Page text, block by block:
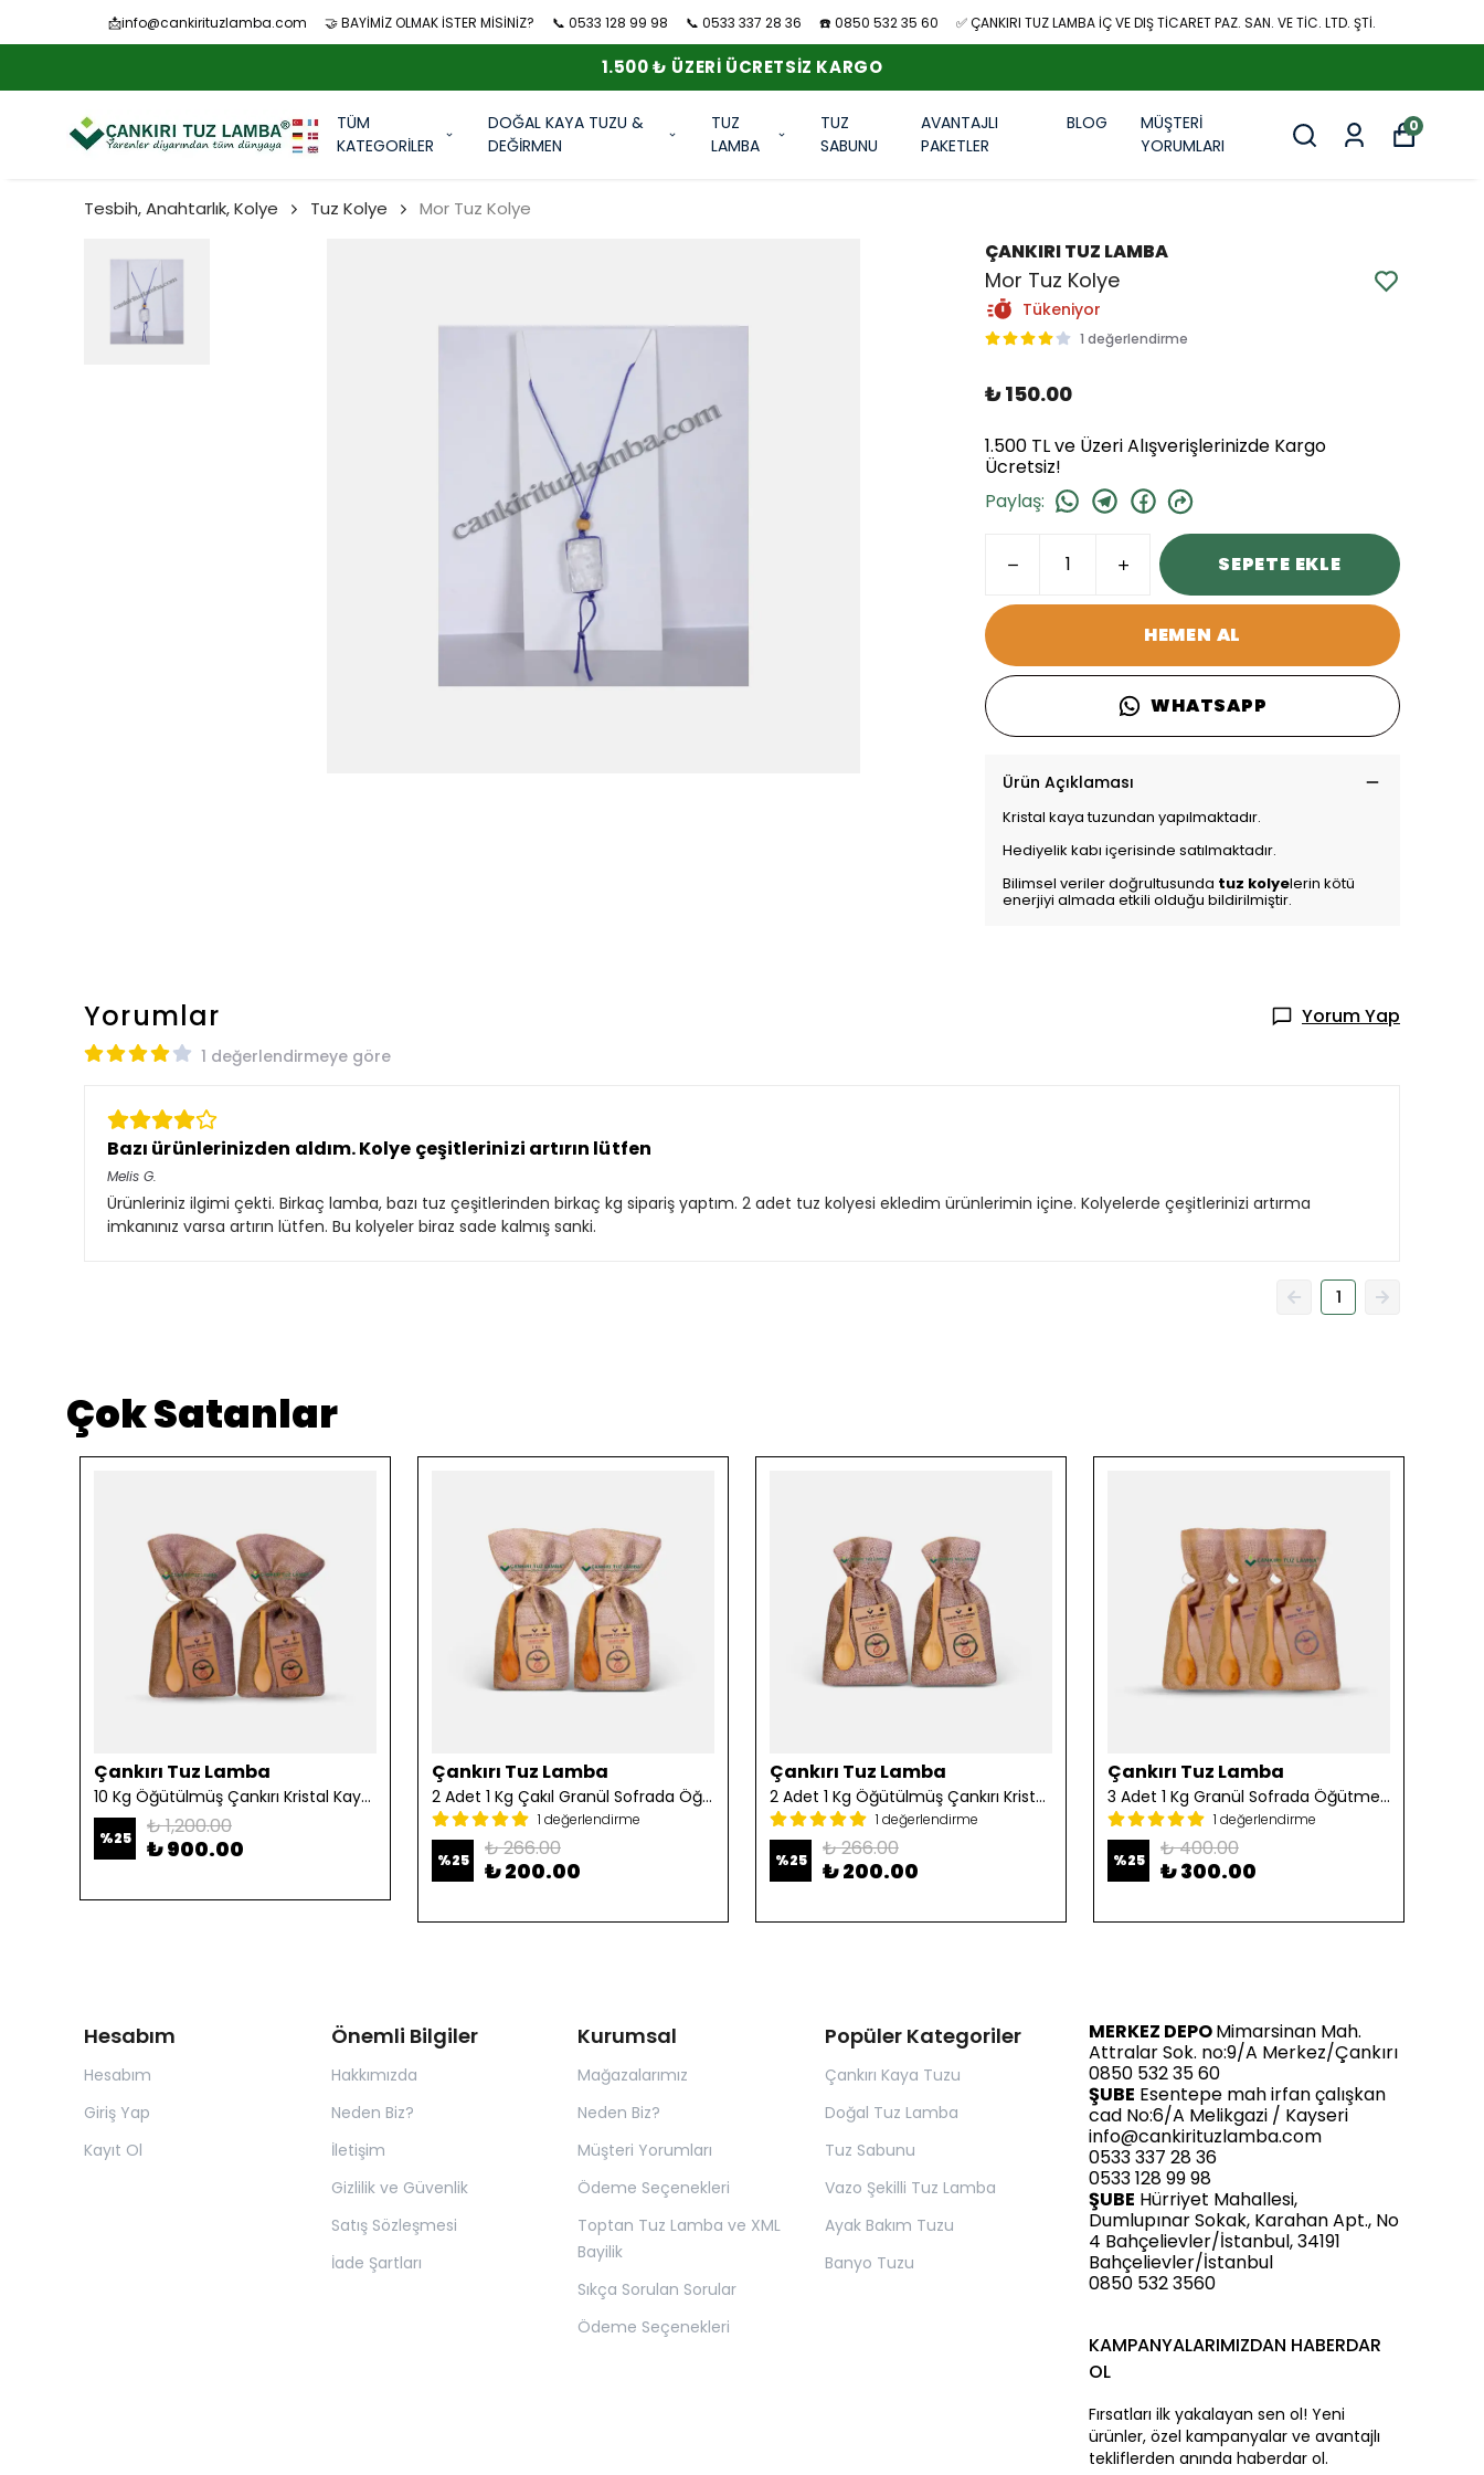
📩info@cankirituzlamba.com 🤝 BAYİMİZ OLMAK İSTER MİSİNİZ? 📞 0533 128 99 98 📞 0533 337 28 36 ☎️ 0850 532 35 60 ✅ ÇANKIRI TUZ LAMBA İÇ VE DIŞ TİCARET PAZ. SAN. VE TİC. LTD. ŞTİ.
1.500 ₺ ÜZERI ÜCRETSIZ KARGO
TÜM
KATEGORİLER
DOĞAL KAYA TUZU &
DEĞİRMEN
TUZ
LAMBA
TUZ
SABUNU
AVANTAJLI
PAKETLER
BLOG
MÜŞTERİ
YORUMLARI
0
Tesbih, Anahtarlık, Kolye Tuz Kolye Mor Tuz Kolye
ÇANKIRI TUZ LAMBA
Mor Tuz Kolye
Tükeniyor
1 değerlendirme
₺ 150.00
1.500 TL ve Üzeri Alışverişlerinizde Kargo
Ücretsiz!
Paylaş:
SEPETE EKLE
HEMEN AL
WHATSAPP
Ürün Açıklaması
Kristal kaya tuzundan yapılmaktadır.
Hediyelik kabı içerisinde satılmaktadır.
Bilimsel veriler doğrultusunda tuz kolyelerin kötü
enerjiyi almada etkili olduğu bildirilmiştir.
Yorumlar Yorum Yap
1 değerlendirmeye göre
Bazı ürünlerinizden aldım. Kolye çeşitlerinizi artırın lütfen
Melis G.
Ürünleriniz ilgimi çekti. Birkaç lamba, bazı tuz çeşitlerinden birkaç kg sipariş yaptım. 2 adet tuz kolyesi ekledim ürünlerimin içine. Kolyelerde çeşitlerinizi artırma
imkanınız varsa artırın lütfen. Bu kolyeler biraz sade kalmış sanki.
1
Çok Satanlar
Çankırı Tuz Lamba
10 Kg Öğütülmüş Çankırı Kristal Kaya Tuzu
%25 ₺ 1,200.00
₺ 900.00
Çankırı Tuz Lamba
2 Adet 1 Kg Çakıl Granül Sofrada Öğütme Tuzu
1 değerlendirme
%25 ₺ 266.00
₺ 200.00
Çankırı Tuz Lamba
2 Adet 1 Kg Öğütülmüş Çankırı Kristal Kaya Tuzu
1 değerlendirme
%25 ₺ 266.00
₺ 200.00
Çankırı Tuz Lamba
3 Adet 1 Kg Granül Sofrada Öğütme Tuzu
1 değerlendirme
%25 ₺ 400.00
₺ 300.00
Hesabım
Hesabım
Giriş Yap
Kayıt Ol
Önemli Bilgiler
Hakkımızda
Neden Biz?
İletişim
Gizlilik ve Güvenlik
Satış Sözleşmesi
İade Şartları
Kurumsal
Mağazalarımız
Neden Biz?
Müşteri Yorumları
Ödeme Seçenekleri
Toptan Tuz Lamba ve XML
Bayilik
Sıkça Sorulan Sorular
Ödeme Seçenekleri
Popüler Kategoriler
Çankırı Kaya Tuzu
Doğal Tuz Lamba
Tuz Sabunu
Vazo Şekilli Tuz Lamba
Ayak Bakım Tuzu
Banyo Tuzu
MERKEZ DEPOMimarsinan Mah.
Attralar Sok. no:9/A Merkez/Çankırı
0850 532 35 60
ŞUBE Esentepe mah irfan çalışkan
cad No:6/A Melikgazi / Kayseri
info@cankirituzlamba.com
0533 337 28 36
0533 128 99 98
ŞUBE Hürriyet Mahallesi,
Dumlupınar Sokak, Karahan Apt., No
4 Bahçelievler/İstanbul, 34191
Bahçelievler/İstanbul
0850 532 3560
KAMPANYALARIMIZDAN HABERDAR
OL
Fırsatları ilk yakalayan sen ol! Yeni
ürünler, özel kampanyalar ve avantajlı
tekliflerden anında haberdar ol.